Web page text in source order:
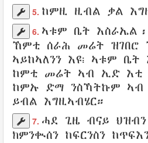
5. ከምዚ ዚብል ቃል
6. ኣቱም ቤት እስራኤል
ኸምቲ ሰራሕ መሬት ዝገበሮ
ኣይከኣለንን እዩ፧ ኣቱም ቤት
ከምቲ መሬት ኣብ ኢድ እቲ
ከምኡ ድማ ንስኻትኩም ኣብ
ይብል እግዚኣብሄር።
7. ሓደ ጊዜ ብናይ ህዝብን
ክምንቊሰን ከፍርንስን